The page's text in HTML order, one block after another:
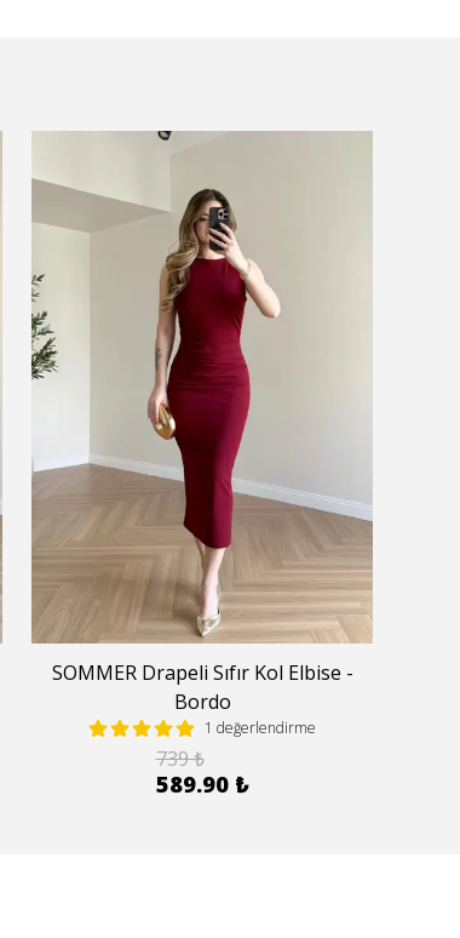
SOMMER Drapeli Sıfır Kol Elbise -
Bordo
1 değerlendirme
739 ₺
589.90 ₺